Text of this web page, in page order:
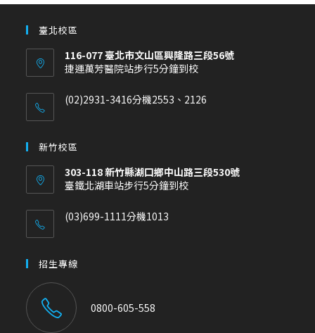
臺北校區
116-077 臺北市文山區興隆路三段56號
捷運萬芳醫院站步行5分鐘到校
(02)2931-3416分機2553、2126
新竹校區
303-118 新竹縣湖口鄉中山路三段530號
臺鐵北湖車站步行5分鐘到校
(03)699-1111分機1013
招生專線
0800-605-558